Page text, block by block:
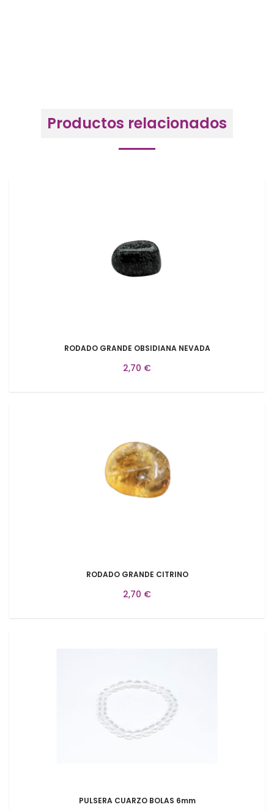
Productos relacionados
RODADO GRANDE OBSIDIANA NEVADA
2,70 €
RODADO GRANDE CITRINO
2,70 €
PULSERA CUARZO BOLAS 6mm